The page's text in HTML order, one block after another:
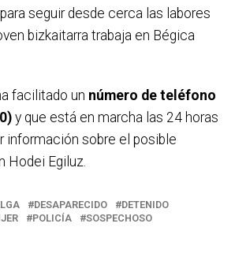
seguir desde cerca las labores
bizkaitarra trabaja en Bégica
facilitado un número de teléfono
y que está en marcha las 24 horas
información sobre el posible
Hodei Egiluz.
DESAPARECIDO
DETENIDO
POLICÍA SOSPECHOSO